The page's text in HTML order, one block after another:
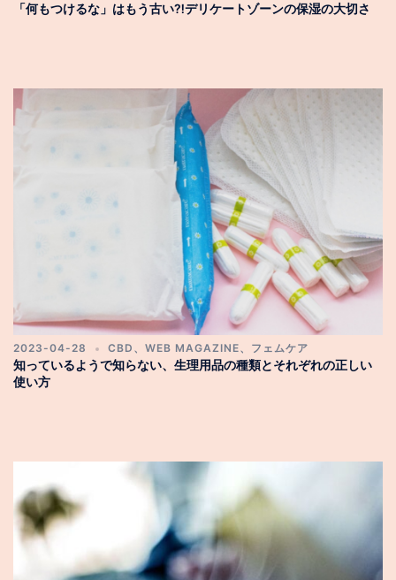
「何もつけるな」はもう古い⁈デリケートゾーンの保湿の大切さ
2023-04-28 CBD 、 WEB MAGAZINE、 フェムケア
知っているようで知らない、生理用品の種類とそれぞれの正しい
使い方